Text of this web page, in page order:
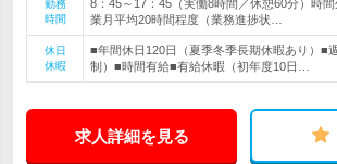
勤務
時間
8：45～17：45（実働8時間／休憩60分）時
業月平均20時間程度（業務進捗状…
休日
休暇
■年間休日120日（夏季冬季長期休暇あり）■
制）■時間有給■有給休暇（初年度10日…
求人詳細を見る